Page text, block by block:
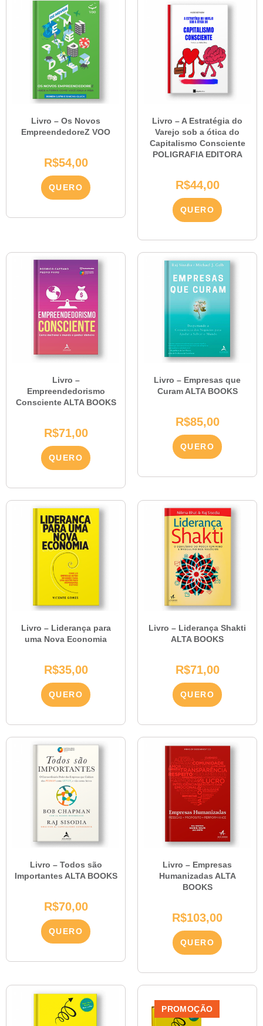
Livro – Os Novos
EmpreendedoreZ VOO
R$54,00
QUERO
Livro – A Estratégia do
Varejo sob a ótica do
Capitalismo Consciente
POLIGRAFIA EDITORA
R$44,00
QUERO
Livro –
Empreendedorismo
Consciente ALTA BOOKS
R$71,00
QUERO
Livro – Empresas que
Curam ALTA BOOKS
R$85,00
QUERO
Livro – Liderança para
uma Nova Economia
R$35,00
QUERO
Livro – Liderança Shakti
ALTA BOOKS
R$71,00
QUERO
Livro – Todos são
Importantes ALTA BOOKS
R$70,00
QUERO
Livro – Empresas
Humanizadas ALTA
BOOKS
R$103,00
QUERO
PROMOÇÃO